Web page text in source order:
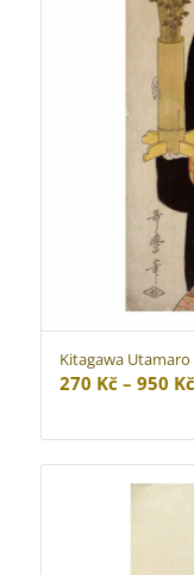
Kitagawa Utamaro
270 Kč – 950 Kč